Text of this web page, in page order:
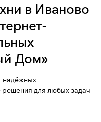
в Иваново
Дом»
надёжных
решения для любых задач